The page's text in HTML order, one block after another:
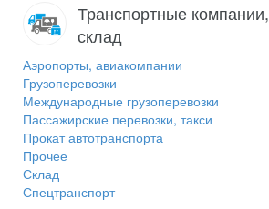
Транспортные компании,
склад
Аэропорты, авиакомпании
Грузоперевозки
Международные грузоперевозки
Пассажирские перевозки, такси
Прокат автотранспорта
Прочее
Склад
Спецтранспорт